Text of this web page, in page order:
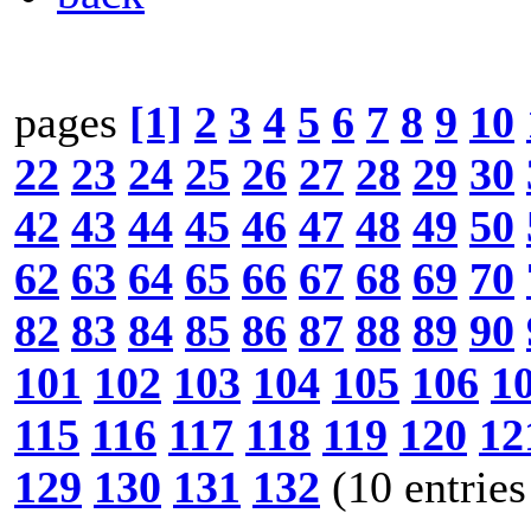
pages [1] 2 3 4 5 6 7 8 9 10
22 23 24 25 26 27 28 29 30
42 43 44 45 46 47 48 49 50
62 63 64 65 66 67 68 69 70
82 83 84 85 86 87 88 89 90
101 102 103 104 105 106
115 116 117 118 119 120
129 130 131 132 (10